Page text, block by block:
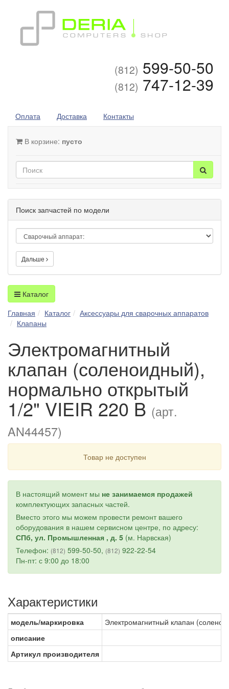
(812) 599-50-50
(812) 747-12-39
Оплата Доставка Контакты
В корзине: пусто
Поиск запчастей по модели
Дальше
Каталог
Главная
Каталог
Аксессуары для сварочных аппаратов
Клапаны
Электромагнитный
клапан (соленоидный),
нормально открытый
1/2" VIEIR 220 B (арт.
AN44457)
Товар не доступен
В настоящий момент мы не занимаемся продажей
комплектующих запасных частей.
Вместо этого мы можем провести ремонт вашего
оборудования в нашем сервисном центре, по адресу:
СПб, ул. Промышленная , д. 5 (м. Нарвская)
Телефон: (812) 599-50-50, (812) 922-22-54
Пн-пт: с 9:00 до 18:00
Характеристики
модель/маркировка
Электромагнитный клапан
описание
Артикул производителя